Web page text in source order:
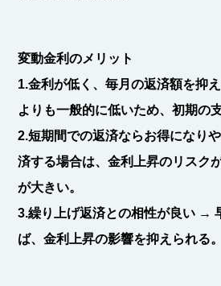
変動金利のメリット
1.金利が低く、毎月の返済額を抑
よりも一般的に低いため、初期の
2.短期間での返済ならお得になり
済する場合は、金利上昇のリスク
が大きい。
3.繰り上げ返済との相性が良い →
ば、金利上昇の影響を抑えられる。